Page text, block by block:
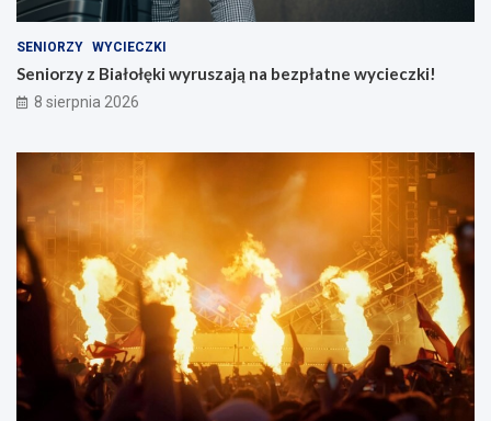
k
a
r
z
t
i
k
ó
w
b
s
c
i
c
z
SENIORZY WYCIECZKI
Seniorzy z Białołęki wyruszają na bezpłatne wycieczki!
8 sierpnia 2026